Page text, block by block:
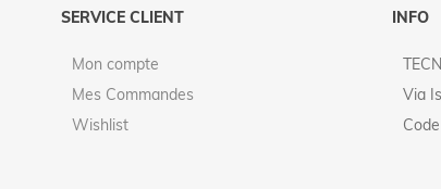
SERVICE CLIENT
Mon compte
Mes Commandes
Wishlist
INFO
Via